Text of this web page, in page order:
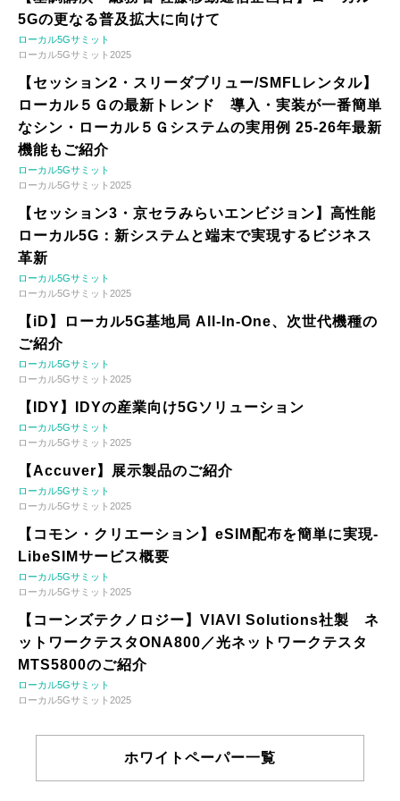
5Gの更なる普及拡大に向けて
ローカル5Gサミット
ローカル5Gサミット2025
【セッション2・スリーダブリュー/SMFLレンタル】
ローカル５Ｇの最新トレンド 導入・実装が一番簡単
なシン・ローカル５Ｇシステムの実用例 25-26年最新
機能もご紹介
ローカル5Gサミット
ローカル5Gサミット2025
【セッション3・京セラみらいエンビジョン】高性能
ローカル5G：新システムと端末で実現するビジネス
革新
ローカル5Gサミット
ローカル5Gサミット2025
【iD】ローカル5G基地局 All-In-One、次世代機種の
ご紹介
ローカル5Gサミット
ローカル5Gサミット2025
【IDY】IDYの産業向け5Gソリューション
ローカル5Gサミット
ローカル5Gサミット2025
【Accuver】展示製品のご紹介
ローカル5Gサミット
ローカル5Gサミット2025
【コモン・クリエーション】eSIM配布を簡単に実現-
LibeSIMサービス概要
ローカル5Gサミット
ローカル5Gサミット2025
【コーンズテクノロジー】VIAVI Solutions社製 ネ
ットワークテスタONA800／光ネットワークテスタ
MTS5800のご紹介
ローカル5Gサミット
ローカル5Gサミット2025
ホワイトペーパー一覧